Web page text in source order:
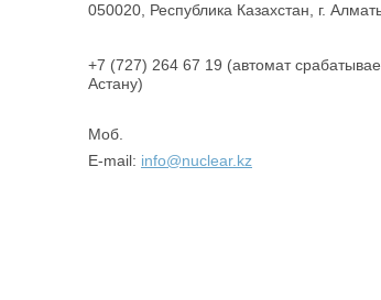
050020, Республика Казахстан, г.
+7 (727) 264 67 19 (автомат
Астану)
Моб.
E-mail: info@nuclear.kz